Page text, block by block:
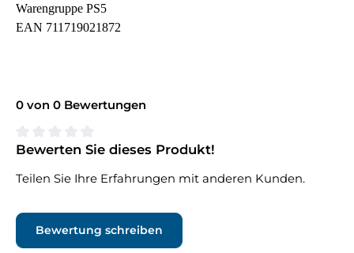
Warengruppe PS5
EAN 711719021872
0 von 0 Bewertungen
Durchschnittliche Bewertung von 0 von 5 Sternen
Bewerten Sie dieses Produkt!
Teilen Sie Ihre Erfahrungen mit anderen Kunden.
Bewertung schreiben